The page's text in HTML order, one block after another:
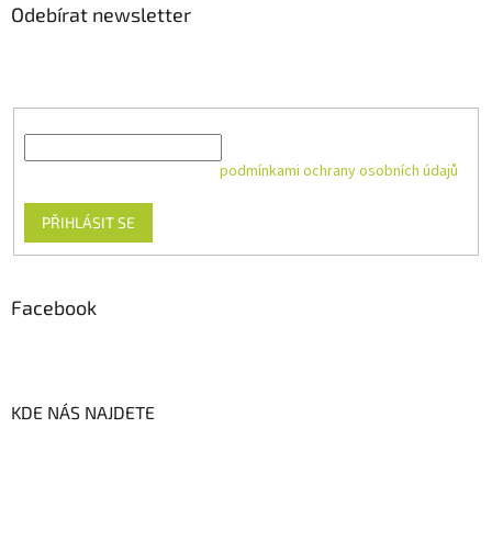
Odebírat newsletter
podmínkami ochrany osobních údajů
PŘIHLÁSIT SE
Facebook
KDE NÁS NAJDETE